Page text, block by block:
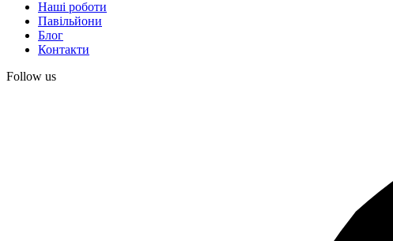
Наші роботи
Павільйони
Блог
Контакти
Follow us